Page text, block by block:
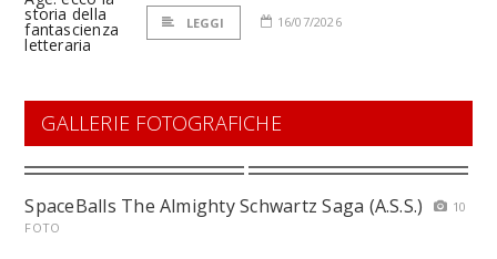
LEGGI 16/07/2026
GALLERIE FOTOGRAFICHE
SpaceBalls The Almighty Schwartz Saga (A.S.S.)
10
FOTO